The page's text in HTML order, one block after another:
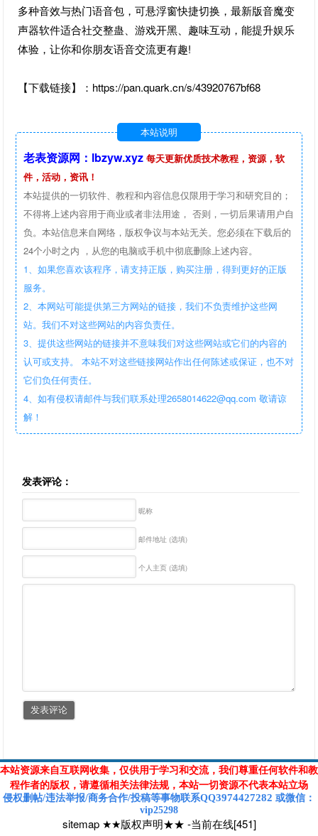
多种音效与热门语音包，可悬浮窗快捷切换，最新版音魔变
声器软件适合社交整蛊、游戏开黑、趣味互动，能提升娱乐
体验，让你和你朋友语音交流更有趣!
【下载链接】：https://pan.quark.cn/s/43920767bf68
本站说明
老表资源网：lbzyw.xyz 每天更新优质技术教程，资源，软
件，活动，资讯！
本站提供的一切软件、教程和内容信息仅限用于学习和研究目的；
不得将上述内容用于商业或者非法用途， 否则，一切后果请用户自
负。本站信息来自网络，版权争议与本站无关。您必须在下载后的
24个小时之内 ，从您的电脑或手机中彻底删除上述内容。
1、如果您喜欢该程序，请支持正版，购买注册，得到更好的正版
服务。
2、本网站可能提供第三方网站的链接，我们不负责维护这些网
站。我们不对这些网站的内容负责任。
3、提供这些网站的链接并不意味我们对这些网站或它们的内容的
认可或支持。 本站不对这些链接网站作出任何陈述或保证，也不对
它们负任何责任。
4、如有侵权请邮件与我们联系处理2658014622@qq.com 敬请谅
解！
发表评论：
昵称
邮件地址 (选填)
个人主页 (选填)
本站资源来自互联网收集，仅供用于学习和交流，我们尊重任何软件和教
程作者的版权，请遵循相关法律法规，本站一切资源不代表本站立场
侵权删帖/违法举报/商务合作/投稿等事物联系QQ3974427282 或微信 ：
vip25298
sitemap ★★版权声明★★ -当前在线[451]